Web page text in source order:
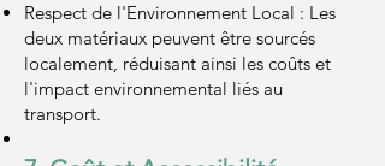
Respect de l'Environnement Local : Les
deux matériaux peuvent être sourcés
localement, réduisant ainsi les coûts et
l'impact environnemental liés au
transport.